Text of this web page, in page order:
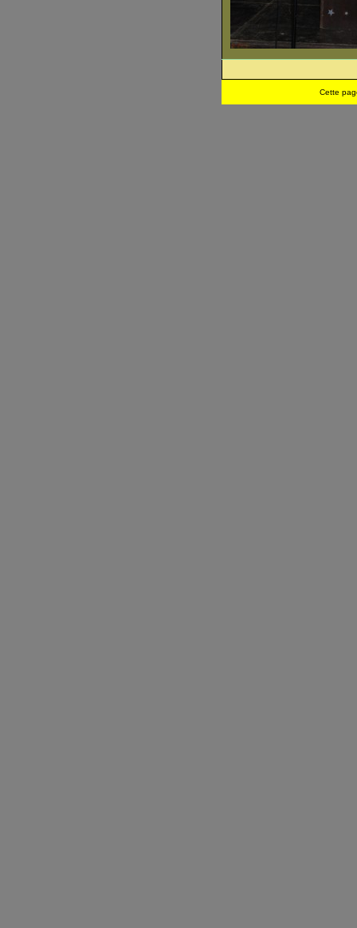
Cette